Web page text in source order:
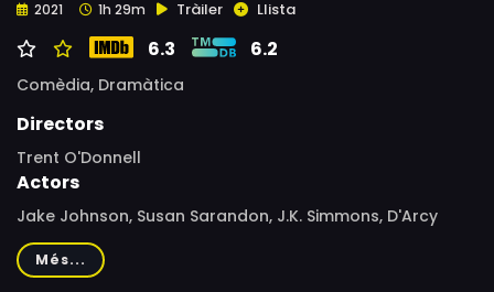
2021 1h 29m Tràiler Llista
6.3 6.2
Comèdia, Dramàtica
Directors
Trent O'Donnell
Actors
Jake Johnson, Susan Sarandon, J.K. Simmons, D'Arcy
Carden, Luis Fernandez-Gil, Cleo King, Billy Bungeroth,
Eric Edelstein, D'arcy Carden
Més...